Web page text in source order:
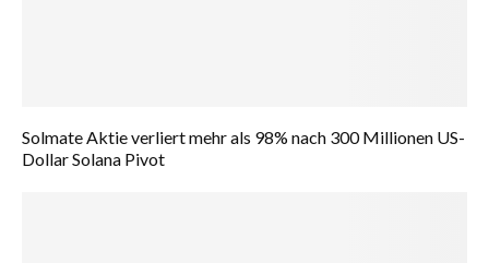
Solmate Aktie verliert mehr als 98% nach 300 Millionen US-
Dollar Solana Pivot